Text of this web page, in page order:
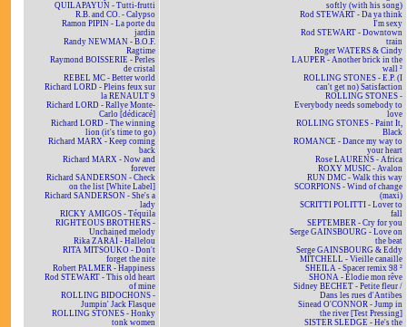
QUILAPAYUN - Tutti-frutti
R.B. and CO. - Calypso
Ramon PIPIN - La porte du
jardin
Randy NEWMAN - B.O.F.
Ragtime
Raymond BOISSERIE - Perles
de cristal
REBEL MC - Better world
Richard LORD - Pleins feux sur
la RENAULT 9
Richard LORD - Rallye Monte-
Carlo [dédicacé]
Richard LORD - The winning
lion (it's time to go)
Richard MARX - Keep coming
back
Richard MARX - Now and
forever
Richard SANDERSON - Check
on the list [White Label]
Richard SANDERSON - She's a
lady
RICKY AMIGOS - Téquila
RIGHTEOUS BROTHERS -
Unchained melody
Rika ZARAÏ - Hallelou
RITA MITSOUKO - Don't
forget the nite
Robert PALMER - Happiness
Rod STEWART - This old heart
of mine
ROLLING BIDOCHONS -
Jumpin' Jack Flasque
ROLLING STONES - Honky
tonk women
softly (with his song)
Rod STEWART - Da ya think
I'm sexy
Rod STEWART - Downtown
train
Roger WATERS & Cindy
LAUPER - Another brick in the
wall ²
ROLLING STONES - E.P. (I
can't get no) Satisfaction
ROLLING STONES -
Everybody needs somebody to
love
ROLLING STONES - Paint It,
Black
ROMANCE - Dance my way to
your heart
Rose LAURENS - Africa
ROXY MUSIC - Avalon
RUN DMC - Walk this way
SCORPIONS - Wind of change
(maxi)
SCRITTI POLITTI - Lover to
fall
SEPTEMBER - Cry for you
Serge GAINSBOURG - Love on
the beat
Serge GAINSBOURG & Eddy
MITCHELL - Vieille canaille
SHEILA - Spacer remix 98 ²
SHONA - Elodie mon rêve
Sidney BECHET - Petite fleur /
Dans les rues d'Antibes
Sinead O'CONNOR - Jump in
the river [Test Pressing]
SISTER SLEDGE - He's the